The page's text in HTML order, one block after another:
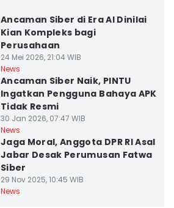
Ancaman Siber di Era AI Dinilai
Kian Kompleks bagi
Perusahaan
24 Mei 2026, 21:04 WIB
News
Ancaman Siber Naik, PINTU
Ingatkan Pengguna Bahaya APK
Tidak Resmi
30 Jan 2026, 07:47 WIB
News
Jaga Moral, Anggota DPR RI Asal
Jabar Desak Perumusan Fatwa
Siber
29 Nov 2025, 10:45 WIB
News